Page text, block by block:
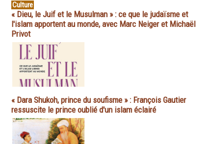
Culture
« Dieu, le Juif et le Musulman » : ce que le judaïsme et
l'islam apportent au monde, avec Marc Neiger et Michaël
Privot
« Dara Shukoh, prince du soufisme » : François Gautier
ressuscite le prince oublié d'un islam éclairé